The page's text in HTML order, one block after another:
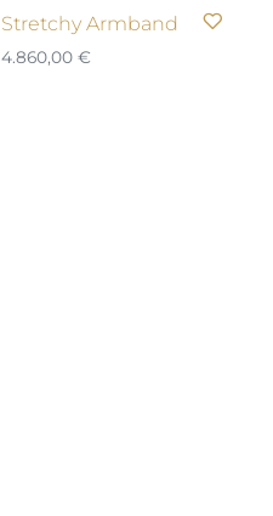
Stretchy Armband
4.860,00 €